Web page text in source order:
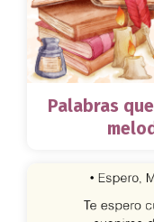
Palabras